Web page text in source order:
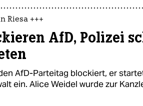
Riesa +++
AfD, Polizei
AfD-Parteitag blockiert, er
ein. Alice Weidel wurde zur